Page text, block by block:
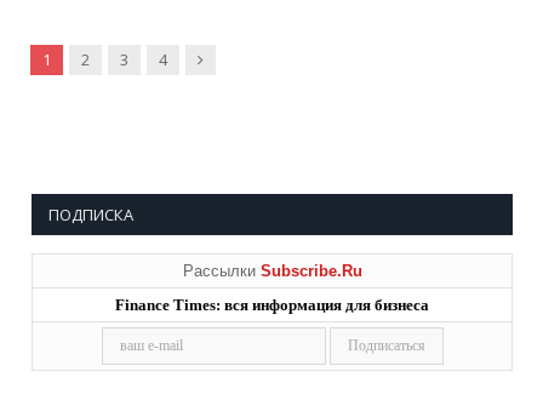
1 2 3 4 Далее
ПОДПИСКА
Рассылки Subscribe.Ru
Finance Times: вся информация для бизнеса